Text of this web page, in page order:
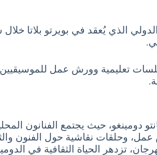
الذي يُعقد في بويرتو بلاتا
تعليمية وورش عمل
دومينغو، حيث يجتمع الفنانون
وحلقات نقاشية حول الفنون
تزدهر الحياة الثقافية في